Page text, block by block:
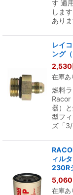
す 適
しま
あり
レイ
ング
2,530
在庫あ
燃料
Racor
器）
型フ
ズ「
ィル
230R
5,060
在庫あ